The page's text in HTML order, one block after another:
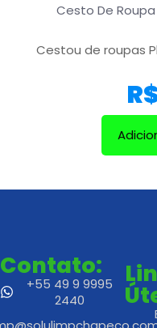
Cesto De
Cestou de roupas
Contato:
+55 49 9 9995
2440